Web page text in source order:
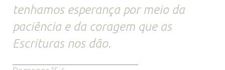
tenhamos esperança por meio da
paciência e da coragem que as
Escrituras nos dão.